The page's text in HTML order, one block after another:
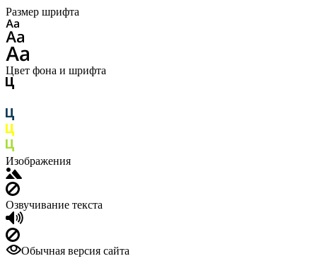
Размер шрифта
Цвет фона и шрифта
Изображения
Озвучивание текста
Обычная версия сайта